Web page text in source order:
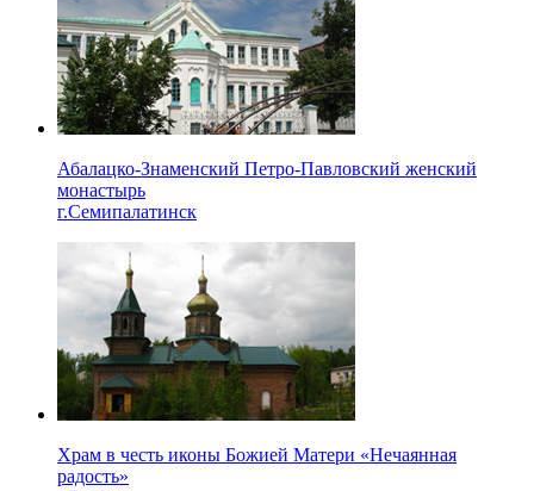
Абалацко-Знаменский Петро-Павловский женский
монастырь
г.Семипалатинск
Храм в честь иконы Божией Матери «Нечаянная
радость»